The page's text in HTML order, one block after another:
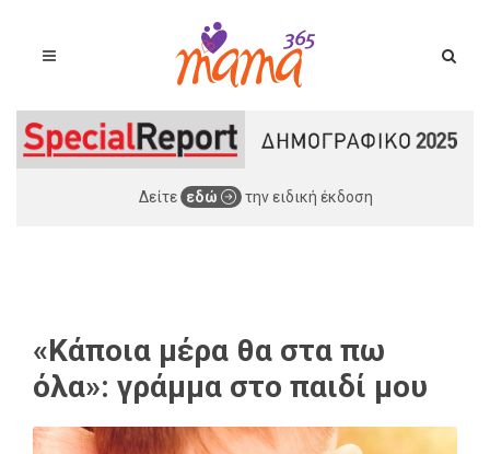
Δείτε εδώ την ειδική έκδοση
«Κάποια μέρα θα στα πω
όλα»: γράμμα στο παιδί μου